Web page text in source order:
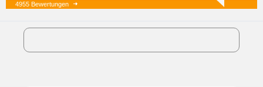
07.08.26 ▼
4955 Bewertungen